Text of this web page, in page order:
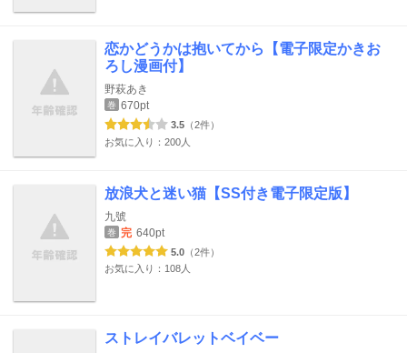
恋かどうかは抱いてから【電子限定かきお
ろし漫画付】
野萩あき
巻 670pt
3.5 （2件）
お気に入り：200人
放浪犬と迷い猫【SS付き電子限定版】
九號
巻 完 640pt
5.0 （2件）
お気に入り：108人
ストレイバレットベイベー